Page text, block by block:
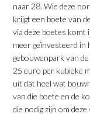
naar 28. Wie deze
krijgt een boete van
via deze boetes
meer geïnvesteerd in
gebouwenpark van
25 euro per kubieke
uit dat heel wat
van die boete en de
die nodig zijn om